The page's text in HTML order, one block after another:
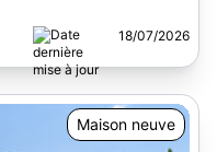
18/07/2026
Maison neuve